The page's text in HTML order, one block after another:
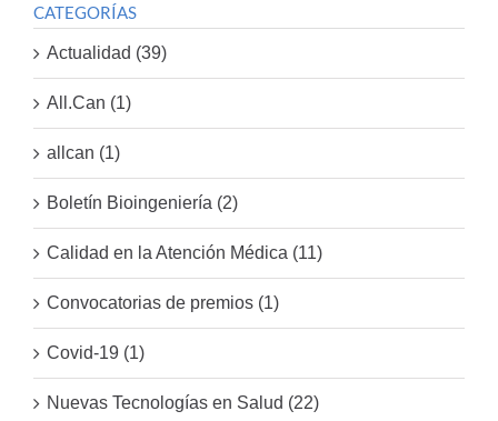
CATEGORÍAS
Actualidad (39)
All.Can (1)
allcan (1)
Boletín Bioingeniería (2)
Calidad en la Atención Médica (11)
Convocatorias de premios (1)
Covid-19 (1)
Nuevas Tecnologías en Salud (22)